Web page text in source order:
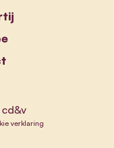
verklaring